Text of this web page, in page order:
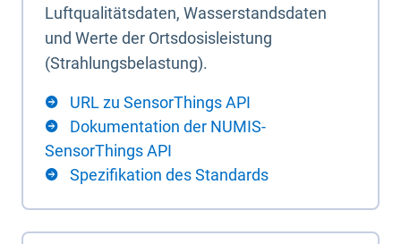
Luftqualitätsdaten, Wasserstandsdaten
und Werte der Ortsdosisleistung
(Strahlungsbelastung).
URL zu SensorThings API
Dokumentation der NUMIS-
SensorThings API
Spezifikation des Standards